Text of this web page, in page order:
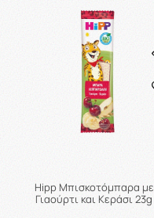
Hipp Μπισκοτόμπαρα με
Γιαούρτι και Κεράσι 23g